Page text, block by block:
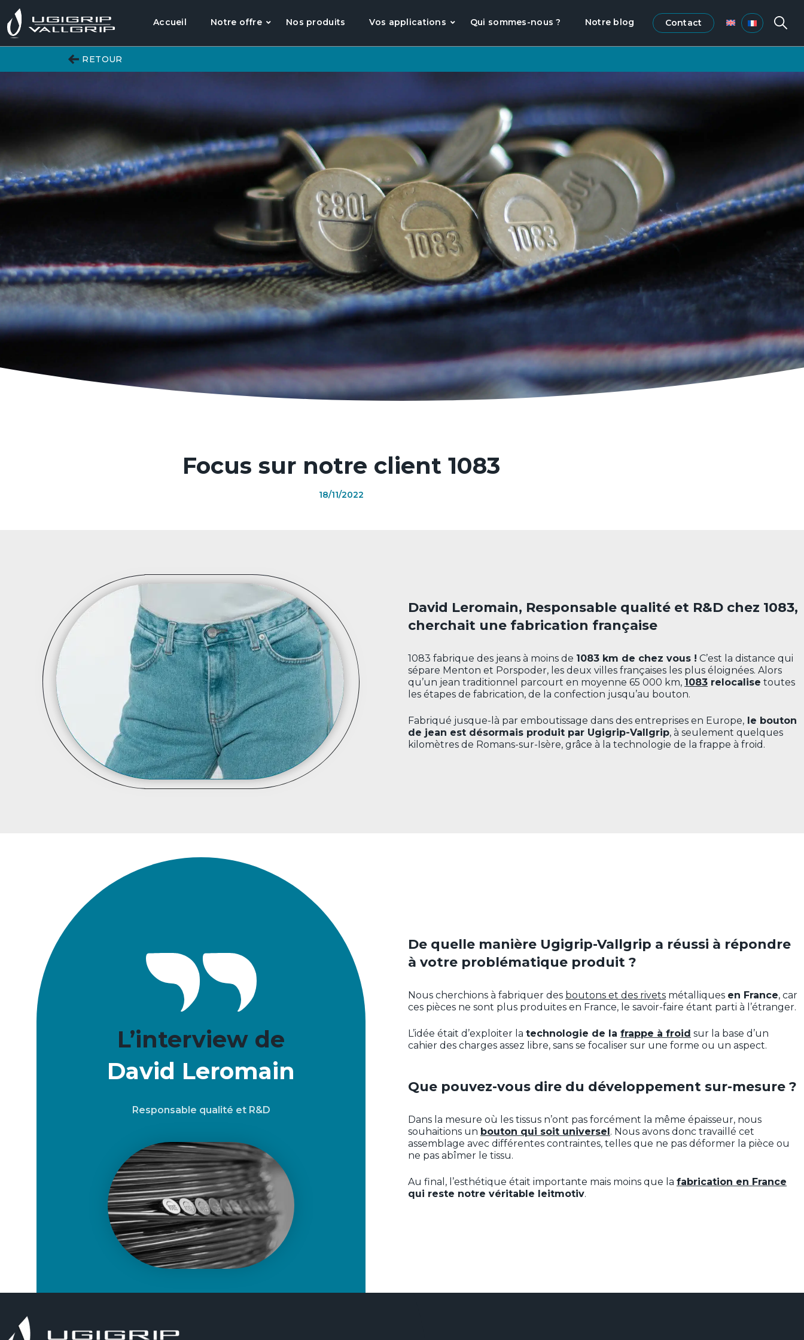
Accueil Notre offre Nos produits Vos applications Qui sommes-nous ? Notre blog Contact
RETOUR
Focus sur notre client 1083
18/11/2022
David Leromain, Responsable qualité et R&D chez 1083,
cherchait une fabrication française
1083 fabrique des jeans à moins de 1083 km de chez vous ! C’est la distance qui
sépare Menton et Porspoder, les deux villes françaises les plus éloignées. Alors
qu’un jean traditionnel parcourt en moyenne 65 000 km, 1083 relocalise toutes
les étapes de fabrication, de la confection jusqu’au bouton.
Fabriqué jusque-là par emboutissage dans des entreprises en Europe, le bouton
de jean est désormais produit par Ugigrip-Vallgrip, à seulement quelques
kilomètres de Romans-sur-Isère, grâce à la technologie de la frappe à froid.
L’interview de
David Leromain
Responsable qualité et R&D
De quelle manière Ugigrip-Vallgrip a réussi à répondre
à votre problématique produit ?
Nous cherchions à fabriquer des boutons et des rivets métalliques en France, car
ces pièces ne sont plus produites en France, le savoir-faire étant parti à l’étranger.
L’idée était d’exploiter la technologie de la frappe à froid sur la base d’un
cahier des charges assez libre, sans se focaliser sur une forme ou un aspect.
Que pouvez-vous dire du développement sur-mesure ?
Dans la mesure où les tissus n’ont pas forcément la même épaisseur, nous
souhaitions un bouton qui soit universel. Nous avons donc travaillé cet
assemblage avec différentes contraintes, telles que ne pas déformer la pièce ou
ne pas abîmer le tissu.
Au final, l’esthétique était importante mais moins que la fabrication en France
qui reste notre véritable leitmotiv.